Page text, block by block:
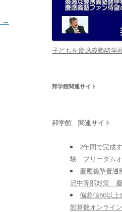
→
子どもを慶應義塾諸学
邦学館関連サイト
邦学館 関連サイト
2年間で完成
験 フリーダム
慶應義塾普通
沢中等部対策
偏差値60以上
館算数オンライ